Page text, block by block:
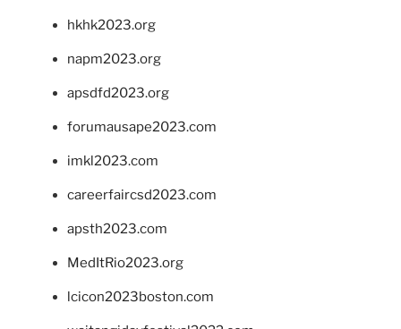
hkhk2023.org
napm2023.org
apsdfd2023.org
forumausape2023.com
imkl2023.com
careerfaircsd2023.com
apsth2023.com
MedItRio2023.org
lcicon2023boston.com